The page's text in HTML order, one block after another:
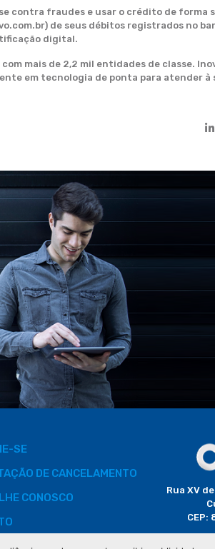
contra fraudes e usar o crédito de forma
de seus débitos registrados no
digital.
mais de 2,2 mil entidades de classe.
em tecnologia de ponta para atender
SE
DE CANCELAMENTO
CONOSCO
COLABORADOR
Rua XV
CEP: